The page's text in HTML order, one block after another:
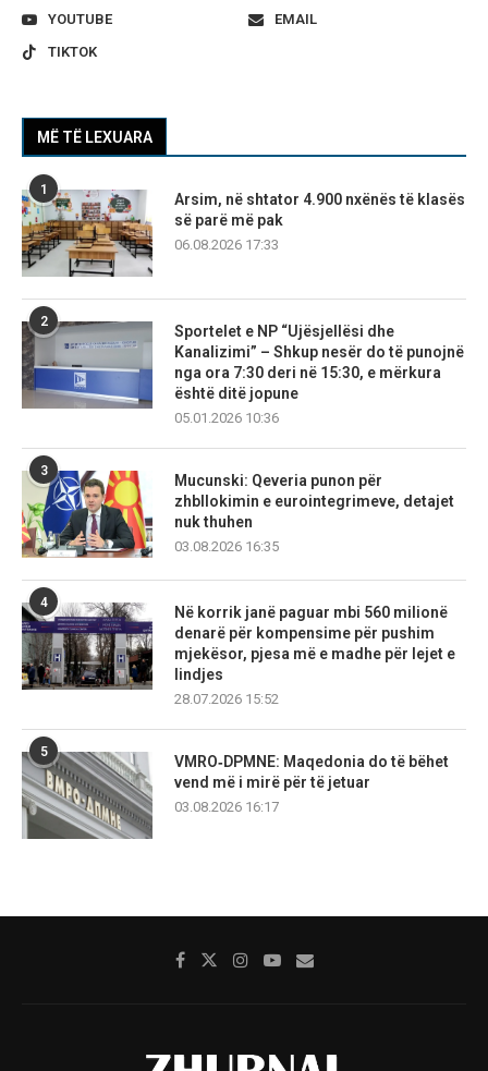
YOUTUBE
EMAIL
TIKTOK
MË TË LEXUARA
1
Arsim, në shtator 4.900 nxënës të klasës
së parë më pak
06.08.2026 17:33
2
Sportelet e NP “Ujësjellësi dhe
Kanalizimi” – Shkup nesër do të punojnë
nga ora 7:30 deri në 15:30, e mërkura
është ditë jopune
05.01.2026 10:36
3
Mucunski: Qeveria punon për
zhbllokimin e eurointegrimeve, detajet
nuk thuhen
03.08.2026 16:35
4
Në korrik janë paguar mbi 560 milionë
denarë për kompensime për pushim
mjekësor, pjesa më e madhe për lejet e
lindjes
28.07.2026 15:52
5
VMRO‑DPMNE: Maqedonia do të bëhet
vend më i mirë për të jetuar
03.08.2026 16:17